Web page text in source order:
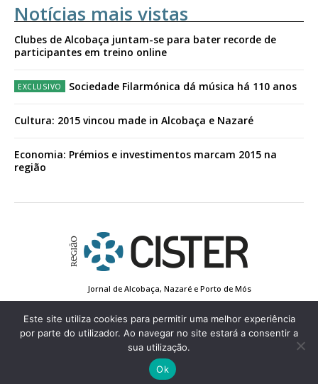
Notícias mais vistas
Clubes de Alcobaça juntam-se para bater recorde de
participantes em treino online
Sociedade Filarmónica dá música há 110 anos
Cultura: 2015 vincou made in Alcobaça e Nazaré
Economia: Prémios e investimentos marcam 2015 na
região
Jornal de Alcobaça, Nazaré e Porto de Mós
Conta de Registo
Edição Impressa
© 2022 Região de Cister - Todos os direitos reservados.
Este site utiliza cookies para permitir uma melhor experiência
por parte do utilizador. Ao navegar no site estará a consentir a
sua utilização.
Ok